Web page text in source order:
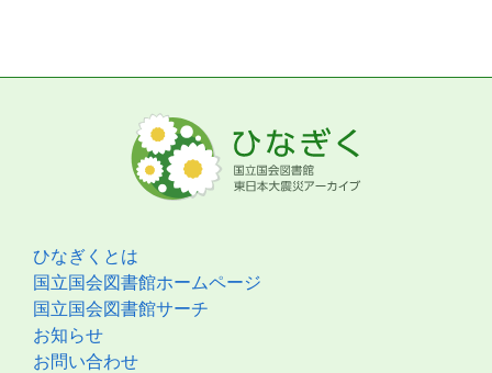
ひなぎくとは
国立国会図書館ホームページ
国立国会図書館サーチ
お知らせ
お問い合わせ